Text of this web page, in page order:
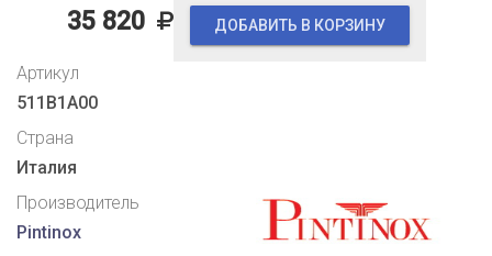
35 820 ДОБАВИТЬ В КОРЗИНУ
Артикул
511B1A00
Страна
Италия
Производитель
Pintinox